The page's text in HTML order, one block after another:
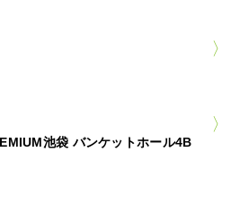
池袋 バンケットホール4B